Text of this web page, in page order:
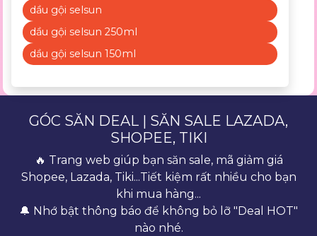
dầu gội selsun
dầu gội selsun 250ml
dầu gội selsun 150ml
GÓC SĂN DEAL | SĂN SALE LAZADA,
SHOPEE, TIKI
🔥 Trang web giúp bạn săn sale, mã giảm giá
Shopee, Lazada, Tiki...Tiết kiệm rất nhiều cho bạn
khi mua hàng...
🔔 Nhớ bật thông báo để không bỏ lỡ "Deal HOT"
nào nhé.